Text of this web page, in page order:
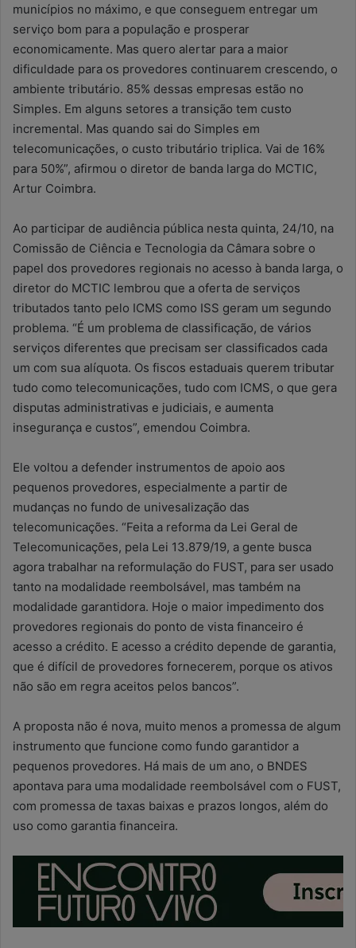
municípios no máximo, e que conseguem entregar um
serviço bom para a população e prosperar
economicamente. Mas quero alertar para a maior
dificuldade para os provedores continuarem crescendo, o
ambiente tributário. 85% dessas empresas estão no
Simples. Em alguns setores a transição tem custo
incremental. Mas quando sai do Simples em
telecomunicações, o custo tributário triplica. Vai de 16%
para 50%”, afirmou o diretor de banda larga do MCTIC,
Artur Coimbra.
Ao participar de audiência pública nesta quinta, 24/10, na
Comissão de Ciência e Tecnologia da Câmara sobre o
papel dos provedores regionais no acesso à banda larga, o
diretor do MCTIC lembrou que a oferta de serviços
tributados tanto pelo ICMS como ISS geram um segundo
problema. “É um problema de classificação, de vários
serviços diferentes que precisam ser classificados cada
um com sua alíquota. Os fiscos estaduais querem tributar
tudo como telecomunicações, tudo com ICMS, o que gera
disputas administrativas e judiciais, e aumenta
insegurança e custos”, emendou Coimbra.
Ele voltou a defender instrumentos de apoio aos
pequenos provedores, especialmente a partir de
mudanças no fundo de univesalização das
telecomunicações. “Feita a reforma da Lei Geral de
Telecomunicações, pela Lei 13.879/19, a gente busca
agora trabalhar na reformulação do FUST, para ser usado
tanto na modalidade reembolsável, mas também na
modalidade garantidora. Hoje o maior impedimento dos
provedores regionais do ponto de vista financeiro é
acesso a crédito. E acesso a crédito depende de garantia,
que é difícil de provedores fornecerem, porque os ativos
não são em regra aceitos pelos bancos”.
A proposta não é nova, muito menos a promessa de algum
instrumento que funcione como fundo garantidor a
pequenos provedores. Há mais de um ano, o BNDES
apontava para uma modalidade reembolsável com o FUST,
com promessa de taxas baixas e prazos longos, além do
uso como garantia financeira.